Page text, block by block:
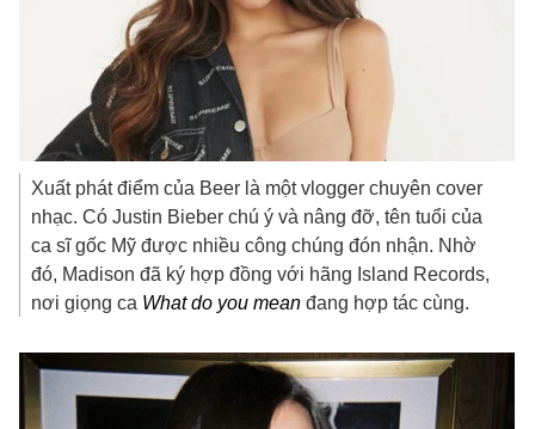
Xuất phát điểm của Beer là một vlogger chuyên cover
nhạc. Có Justin Bieber chú ý và nâng đỡ, tên tuổi của
ca sĩ gốc Mỹ được nhiều công chúng đón nhận. Nhờ
đó, Madison đã ký hợp đồng với hãng Island Records,
nơi giọng ca What do you mean đang hợp tác cùng.